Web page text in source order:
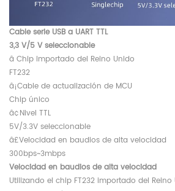
Cable serie USB a UART TTL
3,3 V/5 V seleccionable
â Chip importado del Reino Unido
FT232
â¡Cable de actualización de MCU
Chip único
â¢Nivel TTL
5V/3.3V seleccionable
â£Velocidad en baudios de alta velocidad
300bps~3mbps
Velocidad en baudios de alta velocidad
Utilizando el chip FT232 importado del